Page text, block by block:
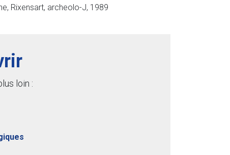
Rixensart, archeolo-J, 1989
loin :